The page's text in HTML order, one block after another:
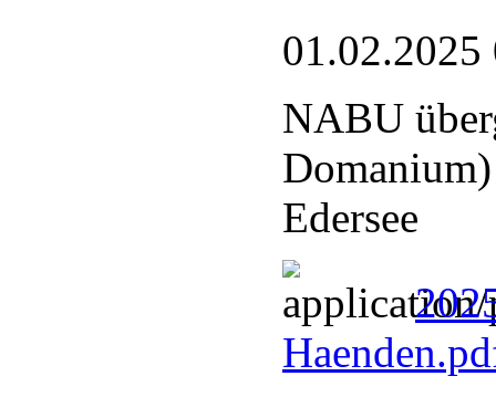
01.02.2025
NABU
Edersee